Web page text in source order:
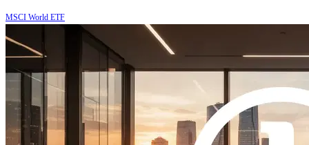
MSCI World ETF